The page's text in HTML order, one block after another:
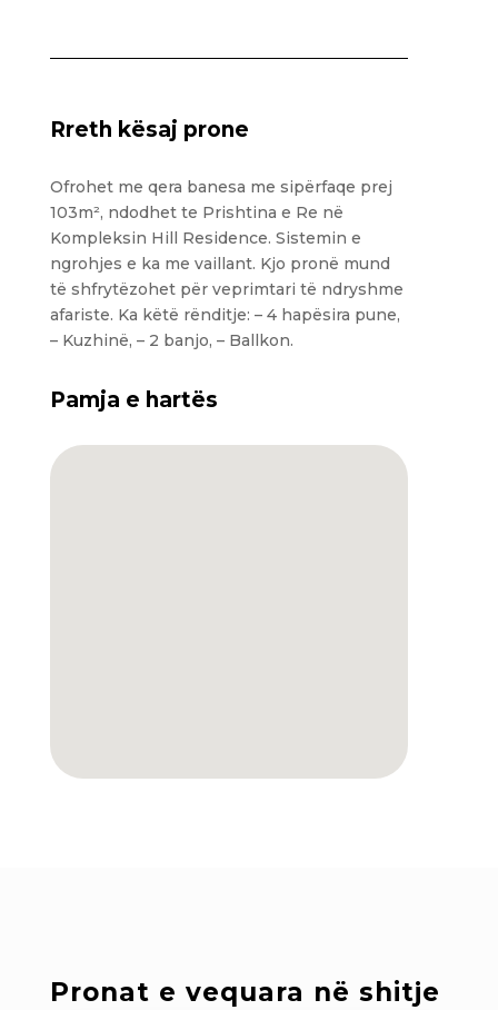
Rreth kësaj prone
Ofrohet me qera banesa me sipërfaqe prej
103m², ndodhet te Prishtina e Re në
Kompleksin Hill Residence. Sistemin e
ngrohjes e ka me vaillant. Kjo pronë mund
të shfrytëzohet për veprimtari të ndryshme
afariste. Ka këtë rënditje: – 4 hapësira pune,
– Kuzhinë, – 2 banjo, – Ballkon.
Pamja e hartës
Pronat e vequara në shitje